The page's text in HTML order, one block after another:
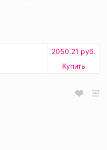
2050.21 руб.
Купить